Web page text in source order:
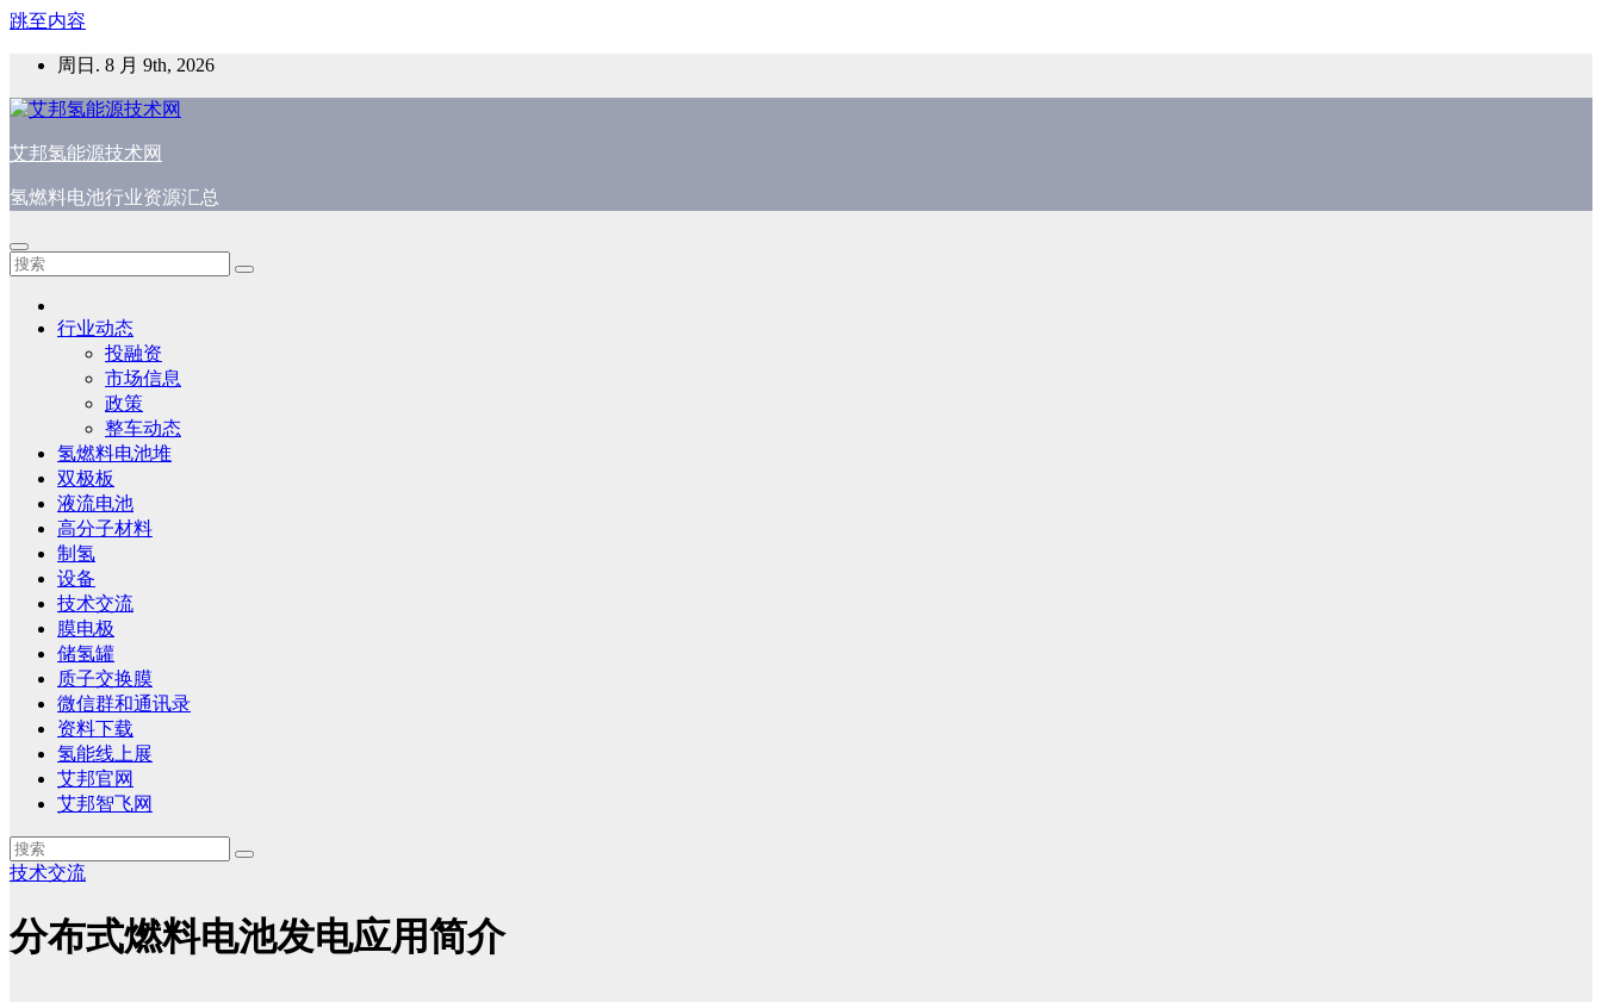
跳至内容
周日. 8 月 9th, 2026
艾邦氢能源技术网
氢燃料电池行业资源汇总
行业动态
投融资
市场信息
政策
整车动态
氢燃料电池堆
双极板
液流电池
高分子材料
制氢
设备
技术交流
膜电极
储氢罐
质子交换膜
微信群和通讯录
资料下载
氢能线上展
艾邦官网
艾邦智飞网
技术交流
分布式燃料电池发电应用简介